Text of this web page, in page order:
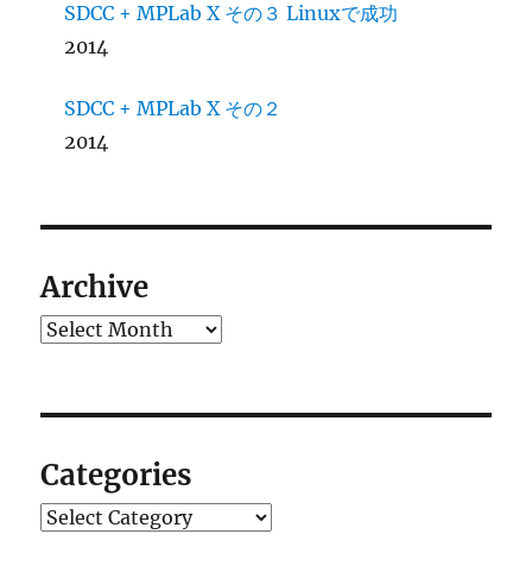
SDCC + MPLab X その３ Linuxで成功
2014
SDCC + MPLab X その２
2014
Archive
Archives
Categories
Categories